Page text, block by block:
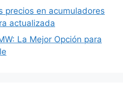
precios en acumuladores
actualizada
La Mejor Opción para